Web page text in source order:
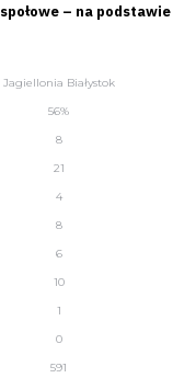
– na podstawie
Jagiellonia Białystok
56%
8
21
4
8
6
10
1
0
591